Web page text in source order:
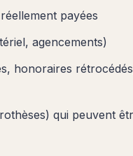
payées
agencements)
honoraires
qui peuvent